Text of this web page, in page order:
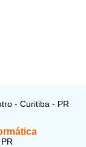
- Curitiba - PR